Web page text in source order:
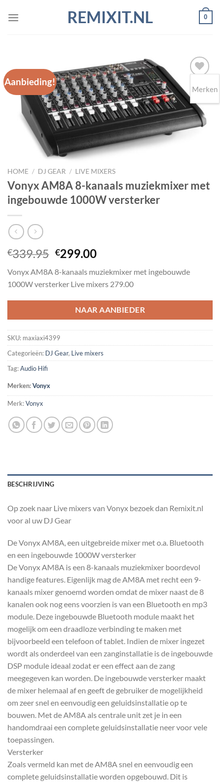
naar
REMIXIT.NL 0
Aanbieding!
Toevoegen
aan
wenslijst
HOME / DJ GEAR / LIVE MIXERS
Vonyx AM8A 8-kanaals muziekmixer met
ingebouwde 1000W versterker
€339.95 Oorspronkelijke
was:
€339.95.
€299.00Huidige
is:
€299.00.
Vonyx AM8A 8-kanaals muziekmixer met ingebouwde
1000W versterker Live mixers 279.00
NAAR AANBIEDER
SKU: maxiaxi4399
Categorieën: DJ Gear, Live mixers
Tag:Audio Hifi
Merken:Vonyx
Merk:Vonyx
BESCHRIJVING
Op zoek naar Live mixers van Vonyx bezoek dan Remixit.nl
voor al uw DJ Gear
De Vonyx AM8A, een uitgebreide mixer met o.a. Bluetooth
en een ingebouwde 1000W versterker
De Vonyx AM8A is een 8-kanaals muziekmixer boordevol
handige features. Eigenlijk mag de AM8A met recht een 9-
kanaals mixer genoemd worden omdat de mixer naast de 8
kanalen ook nog eens voorzien is van een Bluetooth en mp3
module. Deze ingebouwde Bluetooth module maakt het
mogelijk om een draadloze verbinding te maken met
bijvoorbeeld een telefoon of tablet. Indien de mixer ingezet
wordt als onderdeel van een zanginstallatie is de ingebouwde
DSP module ideaal zodat er een effect aan de zang
meegegeven kan worden. De ingebouwde versterker maakt
de mixer helemaal af en geeft de gebruiker de mogelijkheid
om zeer snel en eenvoudig een geluidsinstallatie op te
bouwen. Met de AM8A als centrale unit zet je in een
handomdraai een complete geluidsinstallatie neer voor vele
toepassingen.
Versterker
Zoals vermeld kan met de AM8A snel en eenvoudig een
complete geluidsinstallatie worden opgebouwd. Dit is
Merken